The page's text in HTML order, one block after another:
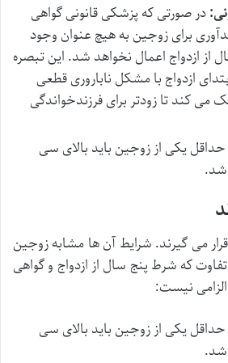
در صورتی که پزشکی قانونی گواهی
برای زوجین به هیچ عنوان وجود
از ازدواج اعمال نخواهد شد. این تبصره
ازدواج با مشکل ناباروری قطعی
کند تا زودتر برای فرزندخواندگی
حداقل یکی از زوجین باید بالای سی
می گیرند. شرایط آن ها مشابه زوجین
که شرط پنج سال از ازدواج و گواهی
نیست:
حداقل یکی از زوجین باید بالای سی